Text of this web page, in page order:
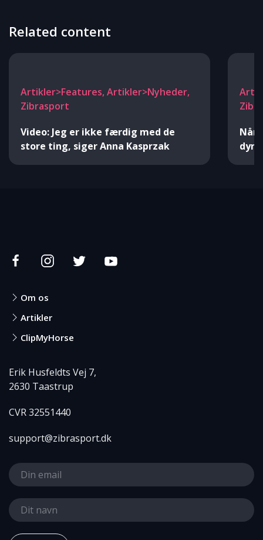
Related content
Artikler>Features, Artikler>Nyheder,
Zibrasport
Video: Jeg er ikke færdig med de
store ting, siger Anna Kasprzak
Når
Om os
Artikler
ClipMyHorse
Erik Husfeldts Vej 7,
2630 Taastrup
CVR 32551440
support@zibrasport.dk